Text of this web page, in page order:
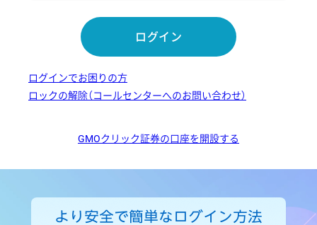
ログイン
ログインでお困りの方
ロックの解除（コールセンターへのお問い合わせ）
GMOクリック証券の口座を開設する